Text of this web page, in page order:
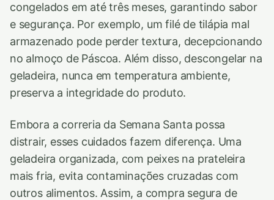
congelados em até três meses, garantindo sabor
e segurança. Por exemplo, um filé de tilápia mal
armazenado pode perder textura, decepcionando
no almoço de Páscoa. Além disso, descongelar na
geladeira, nunca em temperatura ambiente,
preserva a integridade do produto.
Embora a correria da Semana Santa possa
distrair, esses cuidados fazem diferença. Uma
geladeira organizada, com peixes na prateleira
mais fria, evita contaminações cruzadas com
outros alimentos. Assim, a compra segura de